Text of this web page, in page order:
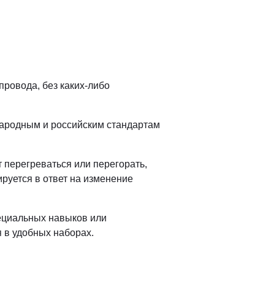
без каких-либо
и российским стандартам
или перегорать,
в ответ на изменение
навыков или
в удобных наборах.